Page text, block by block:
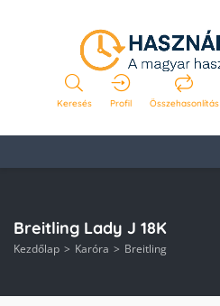
Keresés Profil Összehasonlítás
Breitling Lady J 18K
Kezdőlap Karóra Breitling